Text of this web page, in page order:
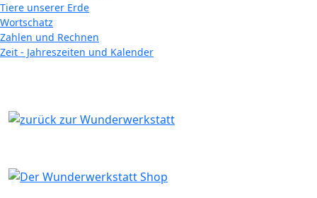
Tiere unserer Erde
Wortschatz
Zahlen und Rechnen
Zeit - Jahreszeiten und Kalender